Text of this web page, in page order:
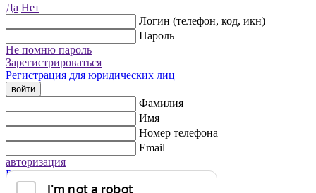
Да Нет
Логин (телефон, код, икн)
Пароль
Не помню пароль
Зарегистрироваться
Регистрация для юридических лиц
войти
Фамилия
Имя
Номер телефона
Email
авторизация
Регистрация для юридических лиц